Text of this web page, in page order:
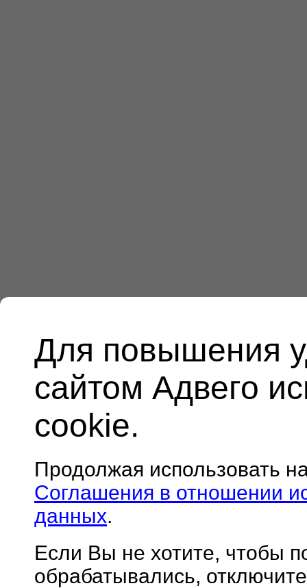
Для повышения
сайтом Адвего
cookie.
Продолжая использовать
Соглашения в отношении
данных.
Если Вы не хотите, чтобы
обрабатывались,